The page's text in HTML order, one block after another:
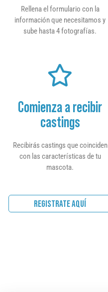
Rellena el formulario con la
información que necesitamos y
sube hasta 4 fotografías.
Comienza a recibir
castings
Recibirás castings que coinciden
con las características de tu
mascota.
REGISTRATE AQUÍ